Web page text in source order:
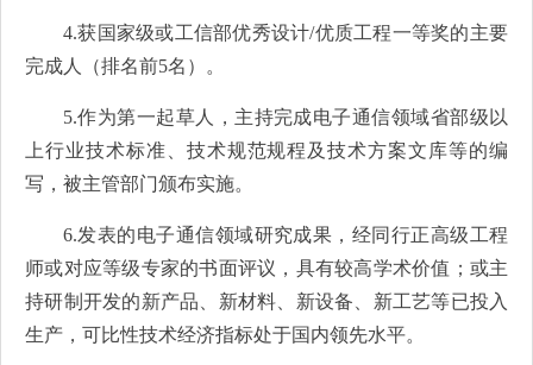
4.获国家级或工信部优秀设计/优质工程一等奖的主要
完成人（排名前5名）。
5.作为第一起草人，主持完成电子通信领域省部级以
上行业技术标准、技术规范规程及技术方案文库等的编
写，被主管部门颁布实施。
6.发表的电子通信领域研究成果，经同行正高级工程
师或对应等级专家的书面评议，具有较高学术价值；或主
持研制开发的新产品、新材料、新设备、新工艺等已投入
生产，可比性技术经济指标处于国内领先水平。